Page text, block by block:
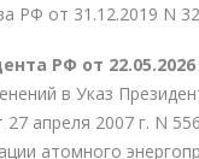
РФ от 31.12.2019 N
РФ от 22.05.2026
в Указ
апреля 2007 г. N
атомного